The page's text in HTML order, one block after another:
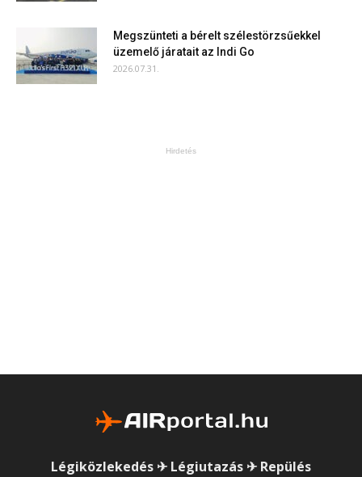
Megszünteti a bérelt szélestörzsűekkel
üzemelő járatait az Indi Go
2026.07.31.
Hirdetés
Légiközlekedés ✈ Légiutazás ✈ Repülés